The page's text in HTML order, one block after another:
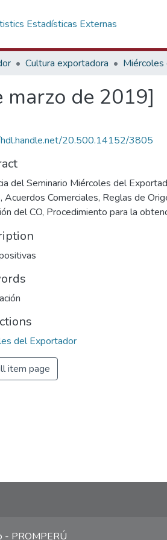
Estadísticas Externas
Cultura exportadora
de 2019]
20.500.14152/3805
del Seminario Miércoles del
Acuerdos Comerciales, Reglas de
del CO, Procedimiento para la
del Exportador
item page
- PROMPERÚ